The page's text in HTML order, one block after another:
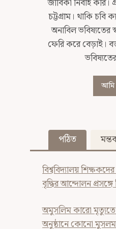
জীবিকা নির্বাহ
চট্টগ্রাম। থাকি চবি
অনাবিল ভবিষ্যতের
ফেরি করে বেড়াই।
পঠিত
বিশ্ববিদ্যালয়
বৃদ্ধির আন্দোলন
অমুসলিম কারো
অনুষ্ঠানে কোনো